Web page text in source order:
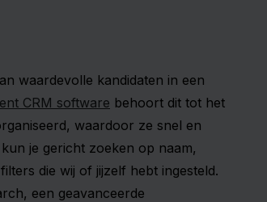
waardevolle kandidaten in een
CRM software behoort dit tot het
waardoor ze snel en
je gericht zoeken op naam,
die wij of jijzelf hebt ingesteld.
een geavanceerde